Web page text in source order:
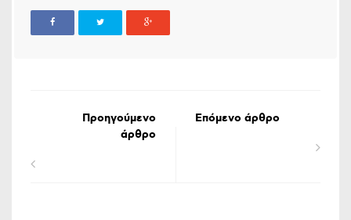
Προηγούμενο
άρθρο
Επόμενο άρθρο